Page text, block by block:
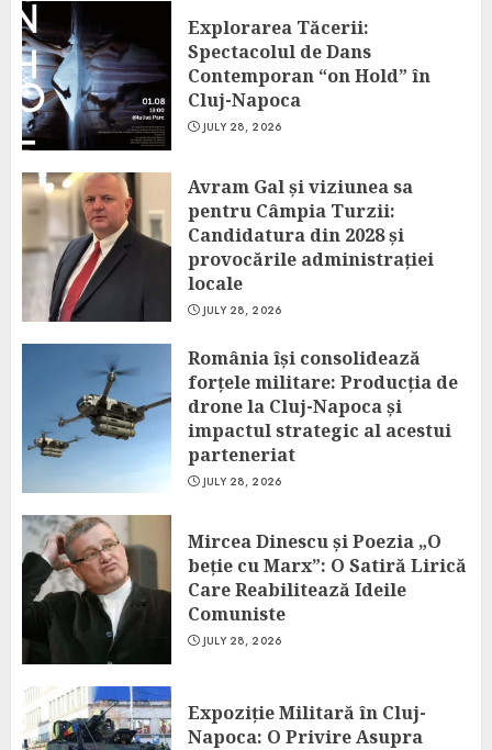
Explorarea Tăcerii:
Spectacolul de Dans
Contemporan “on Hold” în
Cluj-Napoca
JULY 28, 2026
Avram Gal și viziunea sa
pentru Câmpia Turzii:
Candidatura din 2028 și
provocările administrației
locale
JULY 28, 2026
România își consolidează
forțele militare: Producția de
drone la Cluj-Napoca și
impactul strategic al acestui
parteneriat
JULY 28, 2026
Mircea Dinescu și Poezia „O
beție cu Marx”: O Satiră Lirică
Care Reabilitează Ideile
Comuniste
JULY 28, 2026
Expoziție Militară în Cluj-
Napoca: O Privire Asupra